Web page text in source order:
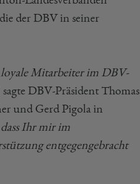
der DBV in seiner
loyale Mitarbeiter im DBV-
sagte DBV-Präsident Thomas
und Gerd Pigola in
Ihr mir im
entgegengebracht